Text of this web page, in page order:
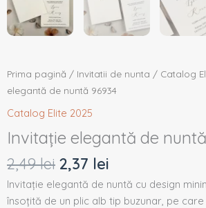
Prima pagină / Invitatii de nunta / Catalog
elegantă de nuntă 96934
Catalog Elite 2025
Invitație elegantă de
2,49lei 2,37 lei
Invitație elegantă de nuntă cu design
însoțită de un plic alb tip buzunar, pe